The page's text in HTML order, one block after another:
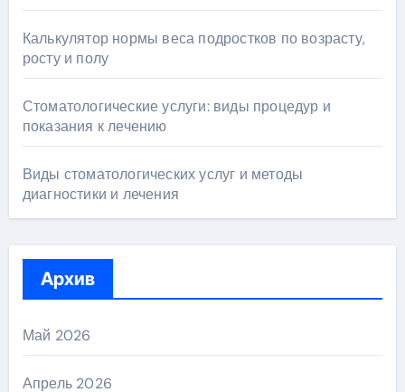
Калькулятор нормы веса подростков по возрасту,
росту и полу
Стоматологические услуги: виды процедур и
показания к лечению
Виды стоматологических услуг и методы
диагностики и лечения
Архив
Май 2026
Апрель 2026